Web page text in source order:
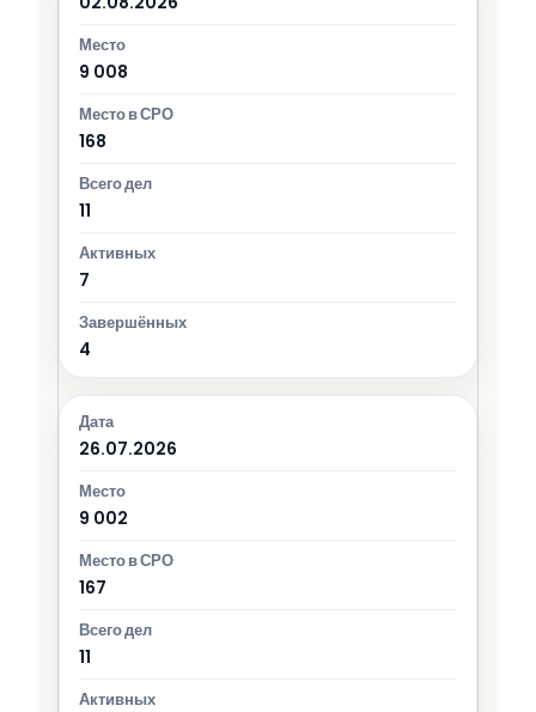
9 008
168
11
7
4
26.07.2026
9 002
167
11